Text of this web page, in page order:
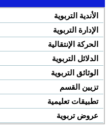
الأندية التربوية
الإدارة التربوية
الحركة الإنتقالية
الدلائل التربوية
الوثائق التربوية
تزيين القسم
تطبيقات تعليمية
عروض تربوية